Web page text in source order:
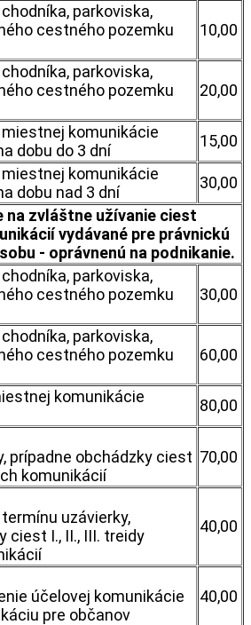
parkoviska,
cestného pozemku
10,00
parkoviska,
cestného pozemku
20,00
komunikácie
dobu do 3 dní
15,00
komunikácie
dobu nad 3 dní
30,00
na zvláštne užívanie ciest
vydávané pre právnickú
- oprávnenú na podnikanie.
parkoviska,
cestného pozemku
30,00
parkoviska,
cestného pozemku
60,00
komunikácie
80,00
prípadne obchádzky ciest
komunikácií
70,00
uzávierky,
ciest I., II., III. treidy
40,00
účelovej komunikácie
pre občanov
40,00